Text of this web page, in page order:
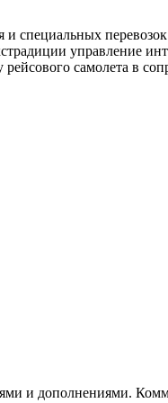
специальных
управление
самолета в
и дополнениями.